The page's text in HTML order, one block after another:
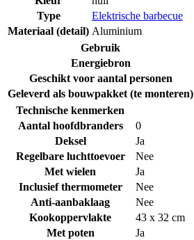
Type
Elektrische barbecue
Materiaal (detail) Aluminium
Gebruik
Energiebron
Geschikt voor aantal personen
Geleverd als bouwpakket (te monteren)
Technische kenmerken
Aantal hoofdbranders
0
Deksel
Ja
Regelbare luchttoevoer
Nee
Met wielen
Ja
Inclusief thermometer
Nee
Anti-aanbaklaag
Nee
Kookoppervlakte
43 x 32 cm
Met poten
Ja